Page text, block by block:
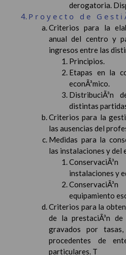
derogatoria.
Proyecto de
Criterios para la
anual del centro y
ingresos entre las
Principios.
Etapas en la
econÃ³mico.
DistribuciÃ³n
distintas
Criterios para la
las ausencias del
Medidas para la
las instalaciones y del
instalaciones y
equipamiento
Criterios para la
de la prestaciÃ³n
gravados por
procedentes de
particulares. T